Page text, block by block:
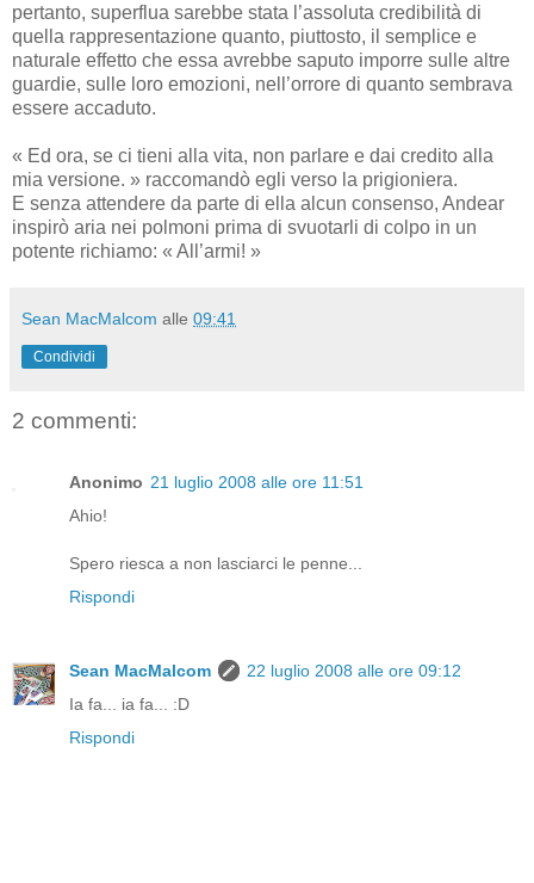
pertanto, superflua sarebbe stata l’assoluta credibilità di
quella rappresentazione quanto, piuttosto, il semplice e
naturale effetto che essa avrebbe saputo imporre sulle altre
guardie, sulle loro emozioni, nell’orrore di quanto sembrava
essere accaduto.
« Ed ora, se ci tieni alla vita, non parlare e dai credito alla
mia versione. » raccomandò egli verso la prigioniera.
E senza attendere da parte di ella alcun consenso, Andear
inspirò aria nei polmoni prima di svuotarli di colpo in un
potente richiamo: « All’armi! »
Sean MacMalcom alle 09:41
Condividi
2 commenti:
Anonimo 21 luglio 2008 alle ore 11:51
Ahio!
Spero riesca a non lasciarci le penne...
Rispondi
Sean MacMalcom
22 luglio 2008 alle ore 09:12
Ia fa... ia fa... :D
Rispondi